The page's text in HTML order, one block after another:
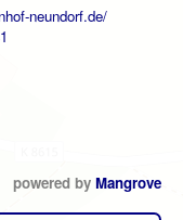
neundorf.de/
powered by Mangrove